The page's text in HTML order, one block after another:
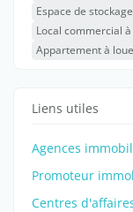
Espace de
Local commercial
Appartement à
Liens utiles
Agences
Promoteur
Centres